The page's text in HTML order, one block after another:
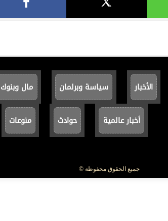
الأخبار سياسة وبرلمان مال وبنوك
أخبار عالمية حوادث منوعات
جميع الحقوق محفوظة ©